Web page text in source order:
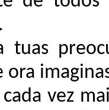
tuas
ora
cada vez